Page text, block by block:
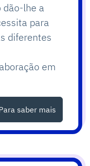
dão-lhe a
para
diferentes
em
saber mais